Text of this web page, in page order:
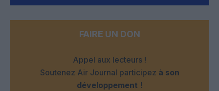
FAIRE UN DON
Appel aux lecteurs !
Soutenez Air Journal participez à son
développement !